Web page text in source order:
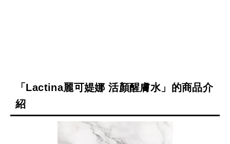
「Lactina麗可媞娜 活顏醒膚水」的商品介
紹